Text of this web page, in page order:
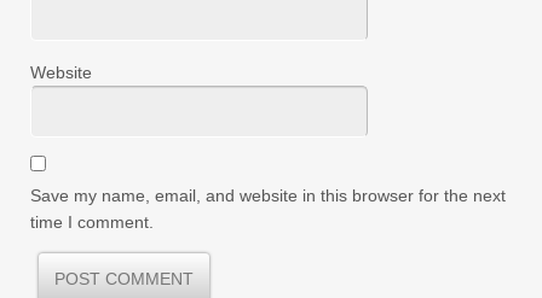
Website
Save my name, email, and website in this browser for the next
time I comment.